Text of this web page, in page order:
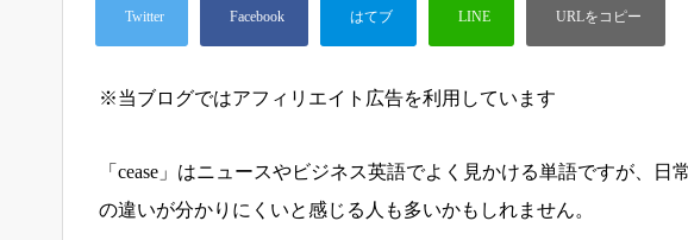
※当ブログではアフィリエイト広告を利用しています
「cease」はニュースやビジネス英語でよく見かける単語ですが、日
の違いが分かりにくいと感じる人も多いかもしれません。